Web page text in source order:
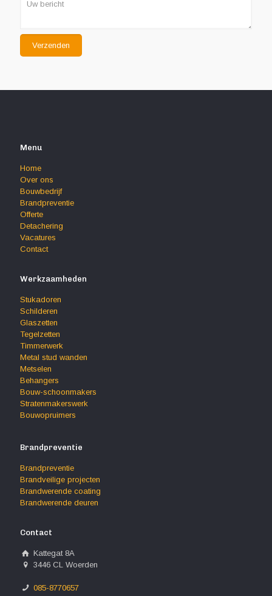
Menu
Home
Over ons
Bouwbedrijf
Brandpreventie
Offerte
Detachering
Vacatures
Contact
Werkzaamheden
Stukadoren
Schilderen
Glaszetten
Tegelzetten
Timmerwerk
Metal stud wanden
Metselen
Behangers
Bouw-schoonmakers
Stratenmakerswerk
Bouwopruimers
Brandpreventie
Brandpreventie
Brandveilige projecten
Brandwerende coating
Brandwerende deuren
Contact
Kattegat 8A
3446 CL Woerden
085-8770657